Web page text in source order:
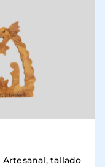
tallado